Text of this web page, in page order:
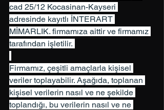
cad 25/12 Kocasinan-Kayseri
adresinde kayıtlı İNTERART
MİMARLIK. firmamıza aittir ve firmamız
tarafından işletilir.
Firmamız, çeşitli amaçlarla kişisel
veriler toplayabilir. Aşağıda, toplanan
kişisel verilerin nasıl ve ne şekilde
toplandığı, bu verilerin nasıl ve ne